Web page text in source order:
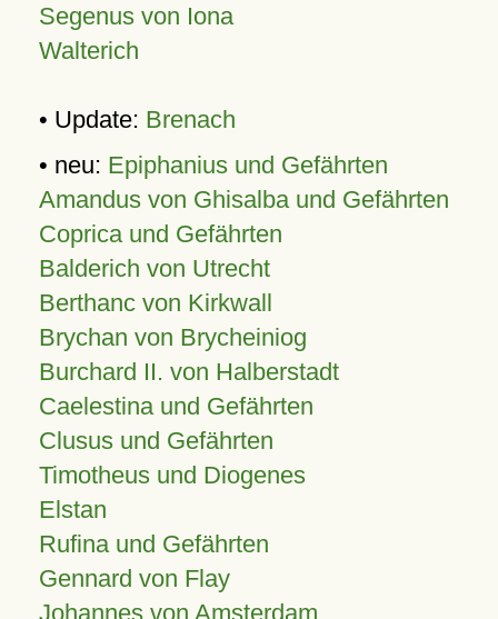
Segenus von Iona
Walterich
• Update: Brenach
• neu: Epiphanius und Gefährten
Amandus von Ghisalba und Gefährten
Coprica und Gefährten
Balderich von Utrecht
Berthanc von Kirkwall
Brychan von Brycheiniog
Burchard II. von Halberstadt
Caelestina und Gefährten
Clusus und Gefährten
Timotheus und Diogenes
Elstan
Rufina und Gefährten
Gennard von Flay
Johannes von Amsterdam